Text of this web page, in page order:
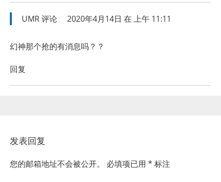
UMR评论 2020年4月14日 在 上午 11:11
幻神那个抢的有消息吗？？
回复
发表回复
您的邮箱地址不会被公开。 必填项已用 * 标注